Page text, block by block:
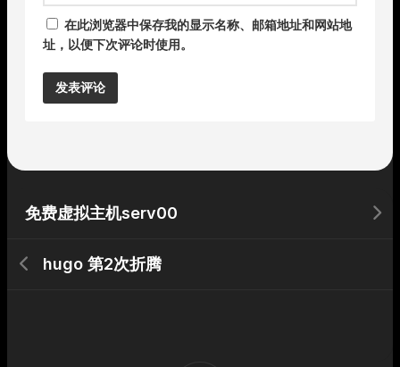
在此浏览器中保存我的显示名称、邮箱地址和网站地
址，以便下次评论时使用。
免费虚拟主机serv00
hugo 第2次折腾